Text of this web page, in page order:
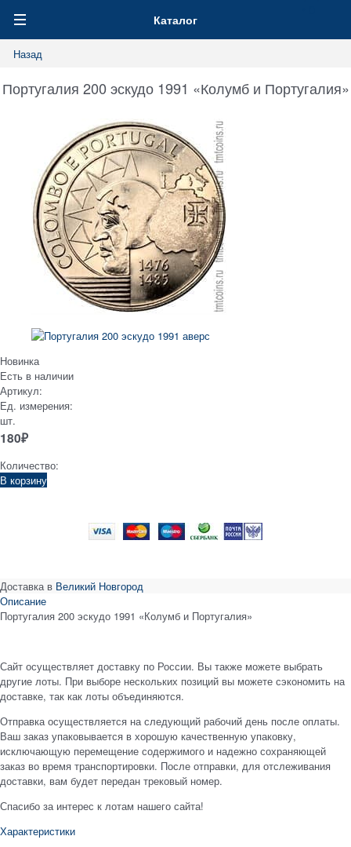
Каталог
Назад
Португалия 200 эскудо 1991 «Колумб и Португалия»
Новинка
Есть в наличии
Артикул:
Ед. измерения:
шт.
180₽
Количество:
В корзину
Доставка в Великий Новгород
Описание
Португалия 200 эскудо 1991 «Колумб и Португалия»
Сайт осуществляет доставку по России. Вы также можете выбрать
другие лоты. При выборе нескольких позиций вы можете сэкономить на
доставке, так как лоты объединяются.
Отправка осуществляется на следующий рабочий день после оплаты.
Ваш заказ упаковывается в хорошую качественную упаковку,
исключающую перемещение содержимого и надежно сохраняющей
заказ во время транспортировки. После отправки, для отслеживания
доставки, вам будет передан трековый номер.
Спасибо за интерес к лотам нашего сайта!
Характеристики